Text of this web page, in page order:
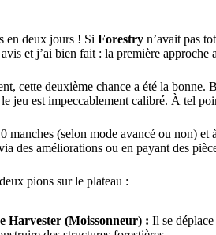
en deux jours ! Si Forestry n’avait pas
et j’ai bien fait : la première
cette deuxième chance a été la bonne.
jeu est impeccablement calibré. À tel
manches (selon mode avancé ou non) et
des améliorations ou en payant des
pions sur le plateau :
Harvester (Moissonneur) : Il se